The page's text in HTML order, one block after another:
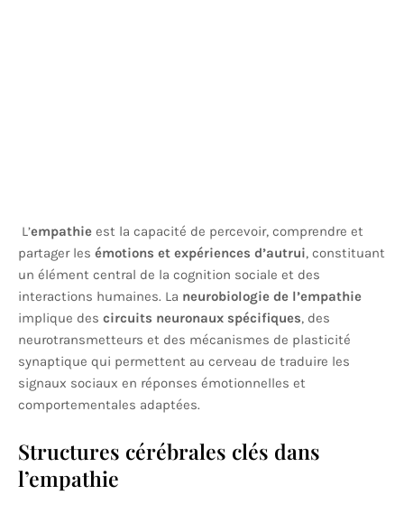
L’empathie est la capacité de percevoir, comprendre et
partager les émotions et expériences d’autrui, constituant
un élément central de la cognition sociale et des
interactions humaines. La neurobiologie de l’empathie
implique des circuits neuronaux spécifiques, des
neurotransmetteurs et des mécanismes de plasticité
synaptique qui permettent au cerveau de traduire les
signaux sociaux en réponses émotionnelles et
comportementales adaptées.
Structures cérébrales clés dans
l’empathie